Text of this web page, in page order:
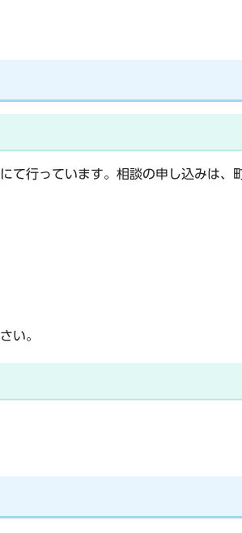
行っています。相談の申し込みは、
い。